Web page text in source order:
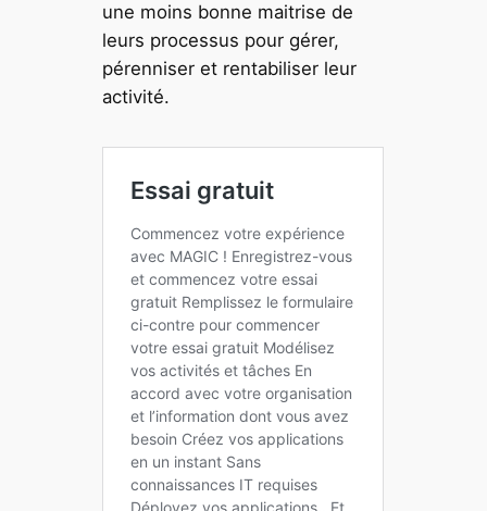
une moins bonne maitrise de
leurs processus pour gérer,
pérenniser et rentabiliser leur
activité.